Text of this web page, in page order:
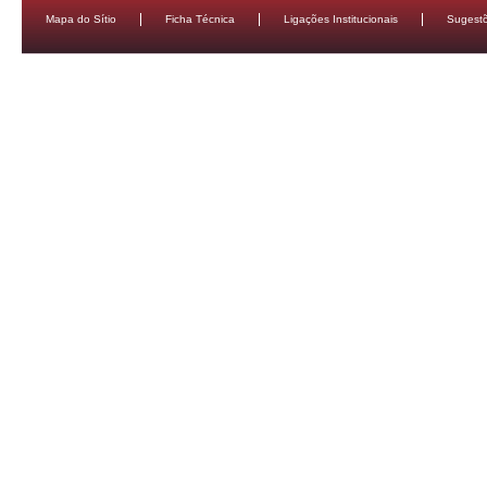
Mapa do Sítio Ficha Técnica Ligações Institucionais